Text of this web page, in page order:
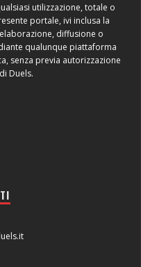
utilizzazione, totale o
portale, ivi inclusa la
diffusione o
qualunque piattaforma
senza previa autorizzazione
Duels.